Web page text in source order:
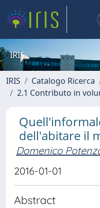
IRIS
IRIS Catalogo Ricerca
2.1 Contributo in
dell'abitare il
Domenico
2016-01-01
Abstract